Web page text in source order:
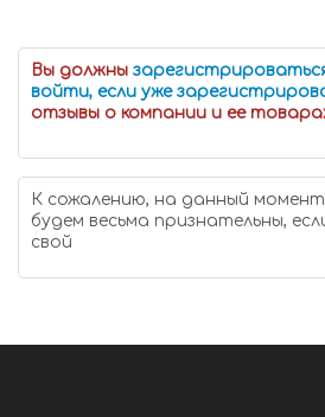
Вы должны
войти, если уже
отзывы о компании и ее
К сожалению, на данный
будем весьма признательны,
свой